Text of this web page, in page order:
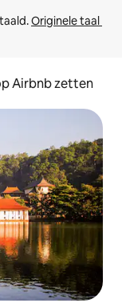
Originele taal
Airbnb zetten